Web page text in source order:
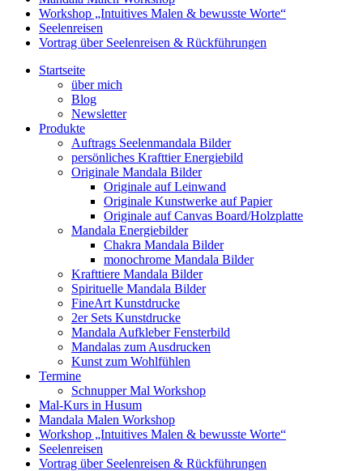
Workshop „Intuitives Malen & bewusste Worte“
Seelenreisen
Vortrag über Seelenreisen & Rückführungen
Startseite
über mich
Blog
Newsletter
Produkte
Auftrags Seelenmandala Bilder
persönliches Krafttier Energiebild
Originale Mandala Bilder
Originale auf Leinwand
Originale Kunstwerke auf Papier
Originale auf Canvas Board/Holzplatte
Mandala Energiebilder
Chakra Mandala Bilder
monochrome Mandala Bilder
Krafttiere Mandala Bilder
Spirituelle Mandala Bilder
FineArt Kunstdrucke
2er Sets Kunstdrucke
Mandala Aufkleber Fensterbild
Mandalas zum Ausdrucken
Kunst zum Wohlfühlen
Termine
Schnupper Mal Workshop
Mal-Kurs in Husum
Mandala Malen Workshop
Workshop „Intuitives Malen & bewusste Worte“
Seelenreisen
Vortrag über Seelenreisen & Rückführungen